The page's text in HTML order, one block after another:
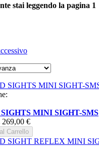
stai leggendo la pagina 1
MINI SIGHT-SMS
269,00 €
Carrello